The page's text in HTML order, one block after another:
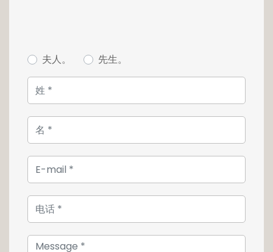
Les trois chambres de belle taille disposent
d'une terrasse privative. La suite parentale
occupe tout le deuxième étage et propose
une grande chambre avec accès direct à sa
terrasse privative de 27m2, surplombant tout
le quartier et le parc en face, son grand
dressing et une salle de bains haut de
gamme de 15m2.
Le sous-sol dispose d'un espace
wellness/salle de gym avec sauna et
hammam, d'une cave à vins climatisé et
d'une buanderie et d'un WC.
夫人。 先生。